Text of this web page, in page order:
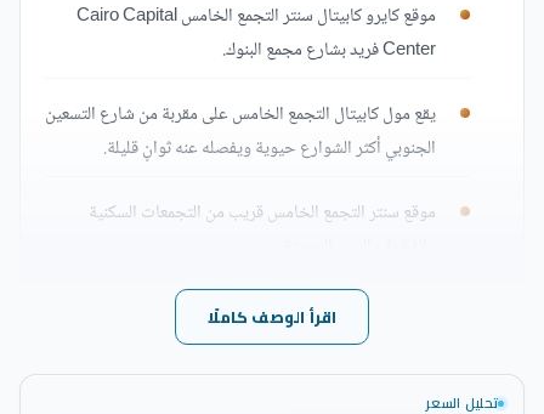
موقع كايرو كابيتال سنتر التجمع الخامس Cairo Capital
Center فريد بشارع مجمع البنوك.
يقع مول كابيتال التجمع الخامس على مقربة من شارع التسعين
الجنوبي أكثر الشوارع حيوية ويفصله عنه ثوانٍ قليلة.
موقع سنتر التجمع الخامس قريب من التجمعات السكنية
سنتر التجمع الخامس قريب للغاية من المستشفي الجوي.
موقعه قريب من الطرق والمحاور الرئيسية خاصة طريق
اقرأ الوصف كاملًا
تحليل السعر